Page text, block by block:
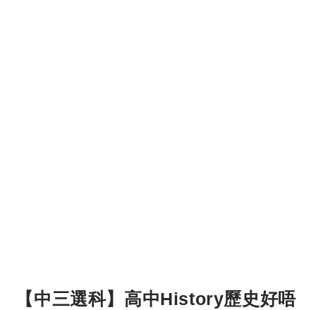
【中三選科】高中History歷史好唔